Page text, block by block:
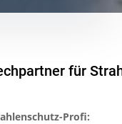
für
Profi: